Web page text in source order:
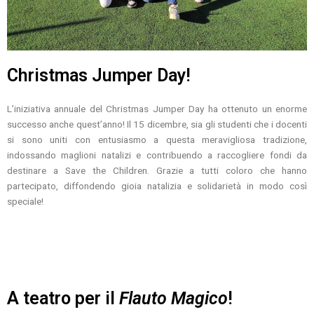
Christmas Jumper Day!
L’iniziativa annuale del Christmas Jumper Day ha ottenuto un enorme
successo anche quest’anno! Il 15 dicembre, sia gli studenti che i docenti
si sono uniti con entusiasmo a questa meravigliosa tradizione,
indossando maglioni natalizi e contribuendo a raccogliere fondi da
destinare a Save the Children. Grazie a tutti coloro che hanno
partecipato, diffondendo gioia natalizia e solidarietà in modo così
speciale!
A teatro per il Flauto Magico!